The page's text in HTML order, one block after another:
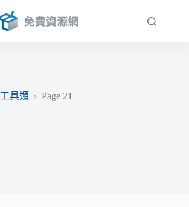
工具類 › Page 21